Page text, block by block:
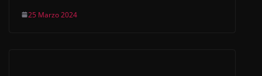
25 Marzo 2024